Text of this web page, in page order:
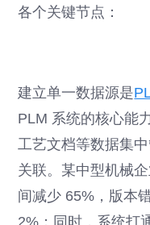
各个关键节点：
建立单一数据源是
PLM 系统的核心能
工艺文档等数据集
关联。某中型机械
间减少 65%，版本